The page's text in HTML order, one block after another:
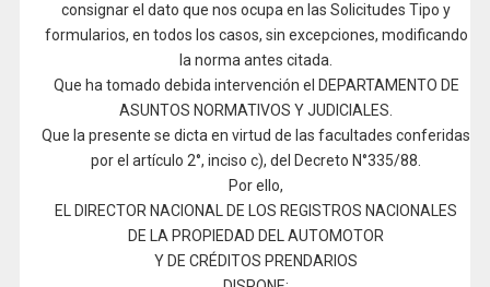
consignar el dato que nos ocupa en las Solicitudes Tipo y
formularios, en todos los casos, sin excepciones, modificando
la norma antes citada.
Que ha tomado debida intervención el DEPARTAMENTO DE
ASUNTOS NORMATIVOS Y JUDICIALES.
Que la presente se dicta en virtud de las facultades conferidas
por el artículo 2°, inciso c), del Decreto N°335/88.
Por ello,
EL DIRECTOR NACIONAL DE LOS REGISTROS NACIONALES
DE LA PROPIEDAD DEL AUTOMOTOR
Y DE CRÉDITOS PRENDARIOS